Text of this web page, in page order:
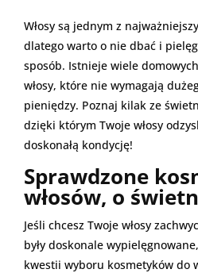
Włosy są jednym z
dlatego warto o nie dbać i
sposób. Istnieje wiele
włosy, które nie wymagają
pieniędzy. Poznaj kilak ze
dzięki którym Twoje włosy
doskonałą kondycję!
Sprawdzone
włosów, o
Jeśli chcesz Twoje włosy
były doskonale
kwestii wyboru kosmetyków do